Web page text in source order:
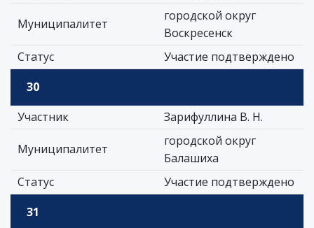
Муниципалитет
городской округ
Воскресенск
Статус
Участие подтверждено
30
Участник
Зарифуллина В. Н.
Муниципалитет
городской округ
Балашиха
Статус
Участие подтверждено
31